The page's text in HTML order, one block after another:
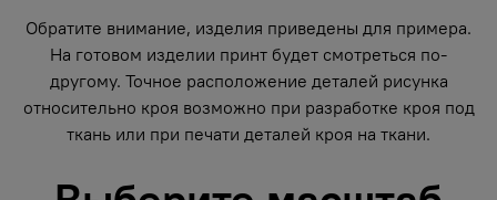
Обратите внимание, изделия приведены для примера.
На готовом изделии принт будет смотреться по-
другому. Точное расположение деталей рисунка
относительно кроя возможно при разработке кроя под
ткань или при печати деталей кроя на ткани.